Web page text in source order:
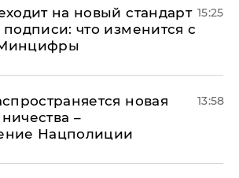
на новый стандарт
что изменится с
Минцифры
15:25
новая
–
Нацполиции
13:58